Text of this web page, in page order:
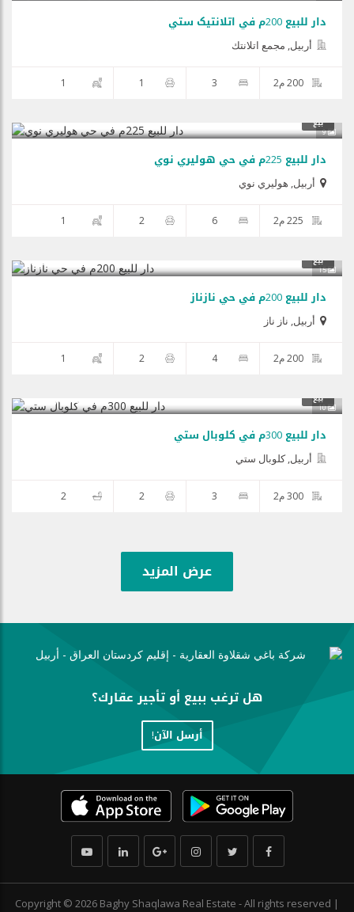
دار للبيع 200م في اتلانتیک ستي
أربيل, مجمع اتلانتك
200 م2 3
1
1
9
بيع $210,000
دار للبيع 225م في حي هولیري نوي
أربيل, هولیري نوي
225 م2 6
2
1
15
بيع $280,000
دار للبيع 200م في حي نازناز
أربيل, ناز ناز
200 م2 4
2
1
10
بيع $150,000
دار للبيع 300م في کلوبال ستي
أربيل, كلوبال ستي
300 م2 3
2
2
عرض المزيد
هل ترغب ببيع أو تأجير عقارك؟
أرسل الآن!
Copyright © 2026 Baghy Shaqlawa Real Estate - All rights reserved |